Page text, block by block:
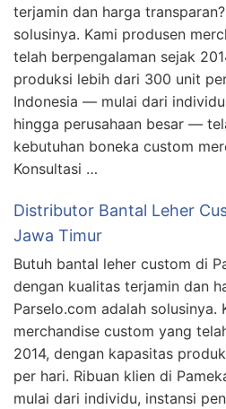
terjamin dan harga
solusinya. Kami produsen
telah berpengalaman sejak
produksi lebih dari 300 unit
Indonesia — mulai dari
hingga perusahaan besar —
kebutuhan boneka custom
Konsultasi …
Distributor Bantal Leher
Jawa Timur
Butuh bantal leher custom di
dengan kualitas terjamin dan
Parselo.com adalah solusinya.
merchandise custom yang
2014, dengan kapasitas
per hari. Ribuan klien di
mulai dari individu, instansi